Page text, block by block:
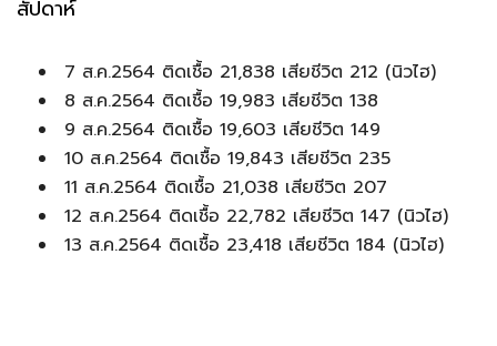
สัปดาห์
7 ส.ค.2564 ติดเชื้อ 21,838 เสียชีวิต 212 (นิวไฮ)
8 ส.ค.2564 ติดเชื้อ 19,983 เสียชีวิต 138
9 ส.ค.2564 ติดเชื้อ 19,603 เสียชีวิต 149
10 ส.ค.2564 ติดเชื้อ 19,843 เสียชีวิต 235
11 ส.ค.2564 ติดเชื้อ 21,038 เสียชีวิต 207
12 ส.ค.2564 ติดเชื้อ 22,782 เสียชีวิต 147 (นิวไฮ)
13 ส.ค.2564 ติดเชื้อ 23,418 เสียชีวิต 184 (นิวไฮ)